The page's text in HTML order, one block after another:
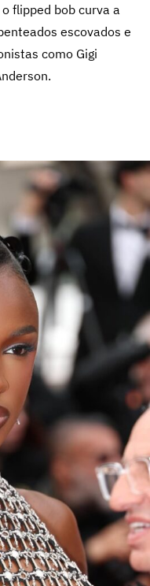
flipped bob curva a
escovados e
como Gigi